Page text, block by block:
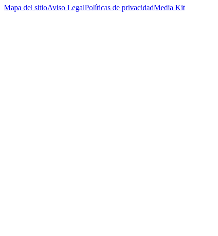
Mapa del sitioAviso LegalPolíticas de privacidadMedia Kit